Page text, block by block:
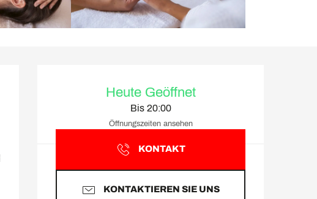
Heute Geöffnet
Bis 20:00
Öffnungszeiten ansehen
KONTAKT
KONTAKTIEREN SIE UNS